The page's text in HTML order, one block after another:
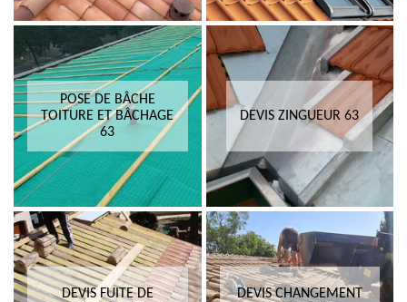
POSE DE BÂCHE
TOITURE ET BÂCHAGE
63
DEVIS ZINGUEUR 63
DEVIS FUITE DE
DEVIS CHANGEMENT